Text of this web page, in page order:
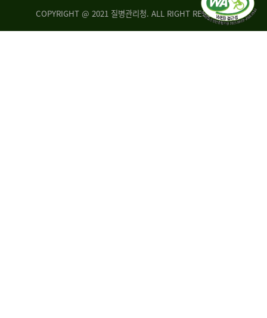
COPYRIGHT @ 2021 질병관리청. ALL RIGHT RESERVED